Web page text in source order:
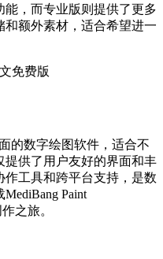
，而专业版则提供了更多
和额外素材，适合希望进一
数字绘图软件，适合不
提供了用户友好的界面和丰
协作工具和跨平台支持，是数
MediBang Paint
。